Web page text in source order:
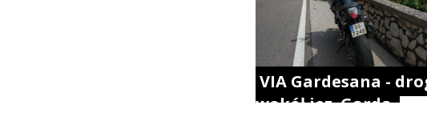
VIA Gardesana -
wokół jez. Garda.